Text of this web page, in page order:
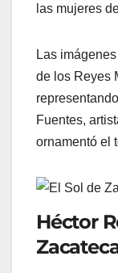
las mujeres
Las
de los Reyes
Fuentes,
ornamentó el
Héctor